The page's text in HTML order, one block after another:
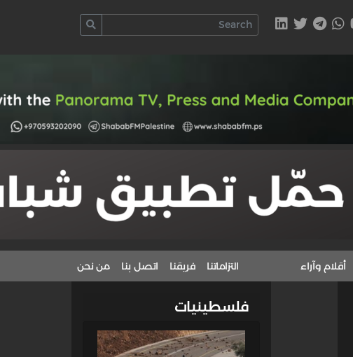
أقلام وآراء التزاماتنا فريقنا اتصل بنا من نحن
فلسطينيات